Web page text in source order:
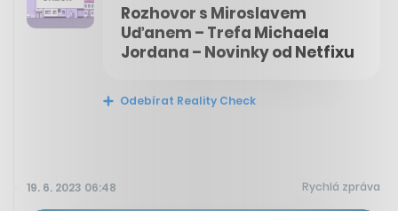
Rozhovor s Miroslavem
Uďanem – Trefa Michaela
Jordana – Novinky od Netfixu
Odebírat Reality Check
19. 6. 2023 06:48 Rychlá zpráva